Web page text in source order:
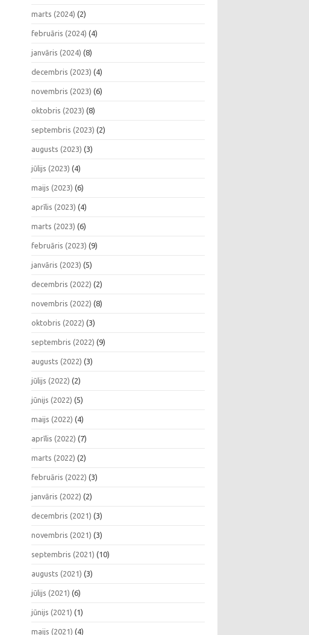
marts (2024) (2)
februāris (2024) (4)
janvāris (2024) (8)
decembris (2023) (4)
novembris (2023) (6)
oktobris (2023) (8)
septembris (2023) (2)
augusts (2023) (3)
jūlijs (2023) (4)
maijs (2023) (6)
aprīlis (2023) (4)
marts (2023) (6)
februāris (2023) (9)
janvāris (2023) (5)
decembris (2022) (2)
novembris (2022) (8)
oktobris (2022) (3)
septembris (2022) (9)
augusts (2022) (3)
jūlijs (2022) (2)
jūnijs (2022) (5)
maijs (2022) (4)
aprīlis (2022) (7)
marts (2022) (2)
februāris (2022) (3)
janvāris (2022) (2)
decembris (2021) (3)
novembris (2021) (3)
septembris (2021) (10)
augusts (2021) (3)
jūlijs (2021) (6)
jūnijs (2021) (1)
maijs (2021) (4)